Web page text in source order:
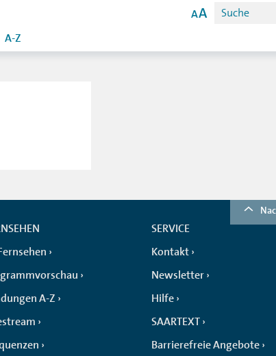
A-Z
A-Z
SERVICE
Kontakt
Newsletter
Hilfe
SAARTEXT
Barrierefreie Angebote